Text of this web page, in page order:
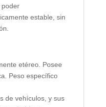
poder
estable, sin
etéreo. Posee
Peso específico
de vehículos, y sus